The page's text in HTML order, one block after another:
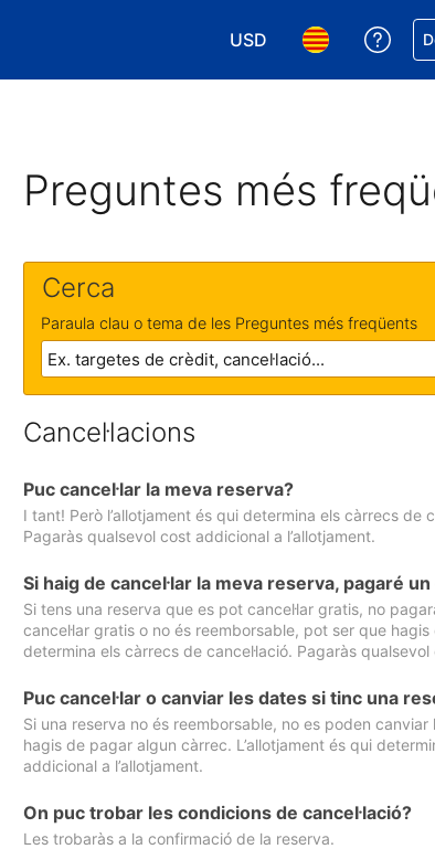
USD
Tria la moneda. La
Tria l'idioma.
Preguntes més
Cerca
Paraula clau o tema de les Preguntes més freqüents
Cancel·lacions
Puc cancel·lar la meva reserva?
I tant! Però l’allotjament és qui determina els càrrecs de
Pagaràs qualsevol cost addicional a l’allotjament.
Si haig de cancel·lar la meva reserva, pagaré
Si tens una reserva que es pot cancel·lar gratis, no
cancel·lar gratis o no és reemborsable, pot ser que
determina els càrrecs de cancel·lació. Pagaràs
Puc cancel·lar o canviar les dates si tinc una
Si una reserva no és reemborsable, no es poden
hagis de pagar algun càrrec. L’allotjament és qui
addicional a l’allotjament.
On puc trobar les condicions de cancel·lació?
Les trobaràs a la confirmació de la reserva.